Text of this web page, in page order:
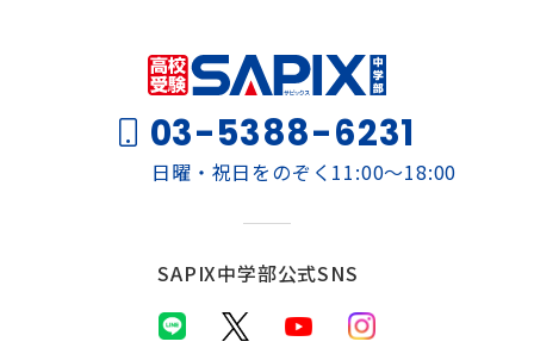
03-5388-6231
日曜・祝日をのぞく11:00～18:00
SAPIX中学部公式SNS